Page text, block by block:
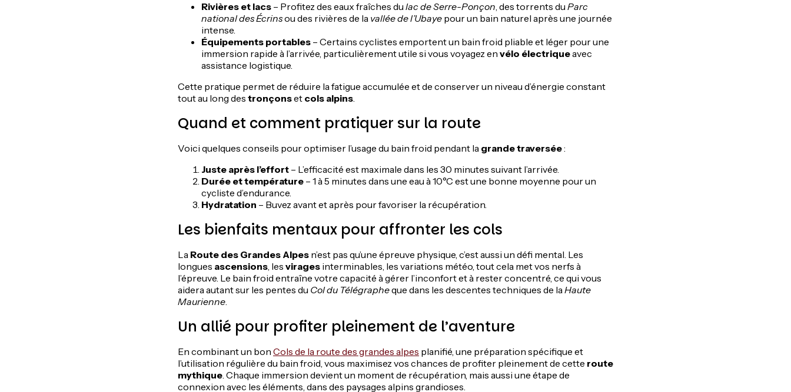
Rivières et lacs – Profitez des eaux fraîches du lac de Serre-Ponçon, des torrents du Parc
national des Écrinsou des rivières de la vallée de l’Ubaye pour un bain naturel après une journée
intense.
Équipements portables – Certains cyclistes emportent un bain froid pliable et léger pour une
immersion rapide à l’arrivée, particulièrement utile si vous voyagez en vélo électriqueavec
assistance logistique.
Cette pratique permet de réduire la fatigue accumulée et de conserver un niveau d’énergie constant
tout au long des tronçonset cols alpins.
Quand et comment pratiquer sur la route
Voici quelques conseils pour optimiser l’usage du bain froid pendant la grande traversée:
Juste après l’effort – L’efficacité est maximale dans les 30 minutes suivant l’arrivée.
Durée et température – 1 à 5 minutes dans une eau à 10°C est une bonne moyenne pour un
cycliste d’endurance.
Hydratation – Buvez avant et après pour favoriser la récupération.
Les bienfaits mentaux pour affronter les cols
La Route des Grandes Alpes n’est pas qu’une épreuve physique, c’est aussi un défi mental. Les
longues ascensions, les virages interminables, les variations météo, tout cela met vos nerfs à
l’épreuve. Le bain froid entraîne votre capacité à gérer l’inconfort et à rester concentré, ce qui vous
aidera autant sur les pentes du Col du Télégrapheque dans les descentes techniques de laHaute
Maurienne.
Un allié pour profiter pleinement de l’aventure
En combinant un bon Cols de la route des grandes alpes planifié, une préparation spécifique et
l’utilisation régulière du bain froid, vous maximisez vos chances de profiter pleinement de cette route
mythique. Chaque immersion devient un moment de récupération, mais aussi une étape de
connexion avec les éléments, dans des paysages alpins grandioses.